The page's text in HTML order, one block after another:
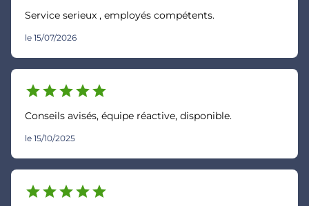
Service serieux , employés compétents.
le 15/07/2026
starstarstarstarstar
Conseils avisés, équipe réactive, disponible.
le 15/10/2025
starstarstarstarstar